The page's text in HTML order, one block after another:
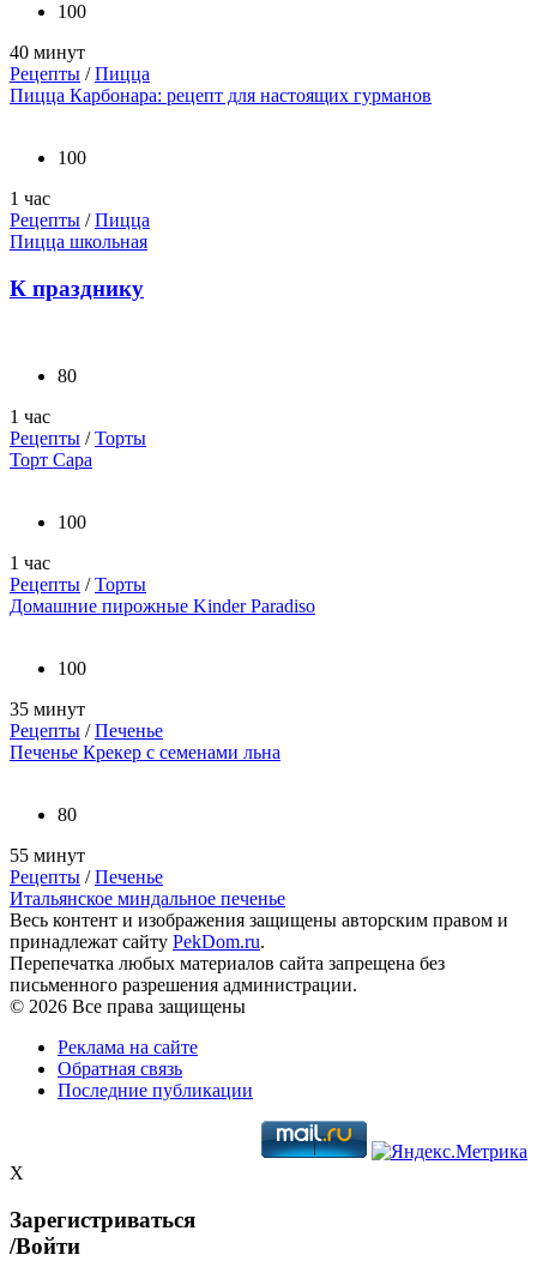
100
40 минут
Рецепты /Пицца
Пицца Карбонара: рецепт для настоящих гурманов
100
1 час
Рецепты /Пицца
Пицца школьная
К празднику
80
1 час
Рецепты /Торты
Торт Сара
100
1 час
Рецепты /Торты
Домашние пирожные Kinder Paradiso
100
35 минут
Рецепты /Печенье
Печенье Крекер с семенами льна
80
55 минут
Рецепты /Печенье
Итальянское миндальное печенье
Весь контент и изображения защищены авторским правом и
принадлежат сайту PekDom.ru.
Перепечатка любых материалов сайта запрещена без
письменного разрешения администрации.
© 2026 Все права защищены
Реклама на сайте
Обратная связь
Последние публикации
X
Зарегистриваться
/Войти